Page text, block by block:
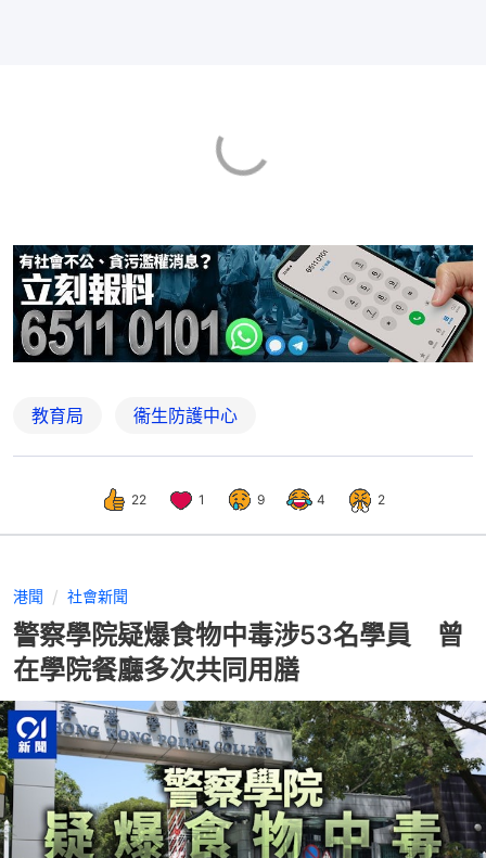
教育局 衞生防護中心
22 1 9 4 2
港聞 社會新聞
警察學院疑爆食物中毒涉53名學員 曾
在學院餐廳多次共同用膳